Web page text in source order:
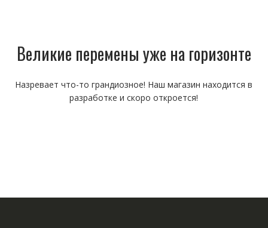
Великие перемены уже на горизонте
Назревает что-то грандиозное! Наш магазин находится в
разработке и скоро откроется!